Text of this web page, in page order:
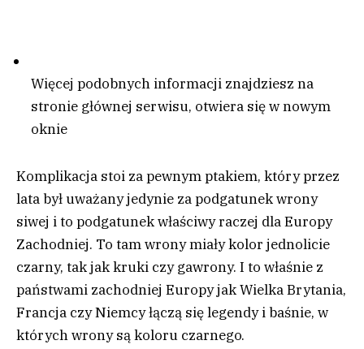
Więcej podobnych informacji znajdziesz na
stronie głównej serwisu, otwiera się w nowym
oknie
Komplikacja stoi za pewnym ptakiem, który przez
lata był uważany jedynie za podgatunek wrony
siwej i to podgatunek właściwy raczej dla Europy
Zachodniej. To tam wrony miały kolor jednolicie
czarny, tak jak kruki czy gawrony. I to właśnie z
państwami zachodniej Europy jak Wielka Brytania,
Francja czy Niemcy łączą się legendy i baśnie, w
których wrony są koloru czarnego.